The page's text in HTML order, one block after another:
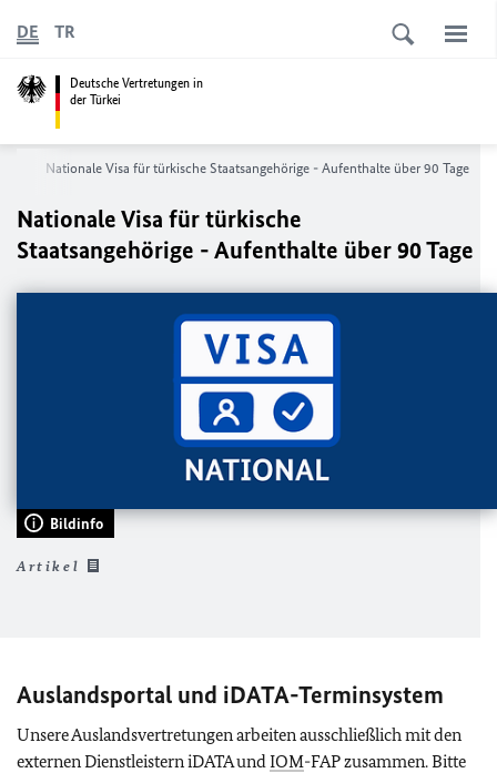
Deutsche Vertretungen in
der Türkei
DE TR
Nationale Visa für türkische Staatsangehörige - Aufenthalte über 90 Tage
Nationale Visa für türkische
Staatsangehörige - Aufenthalte über 90 Tage
Bildinfo
Artikel
Auslandsportal und iDATA-Terminsystem
Unsere Auslandsvertretungen arbeiten ausschließlich mit den
externen Dienstleistern iDATA und IOM-FAP zusammen. Bitte